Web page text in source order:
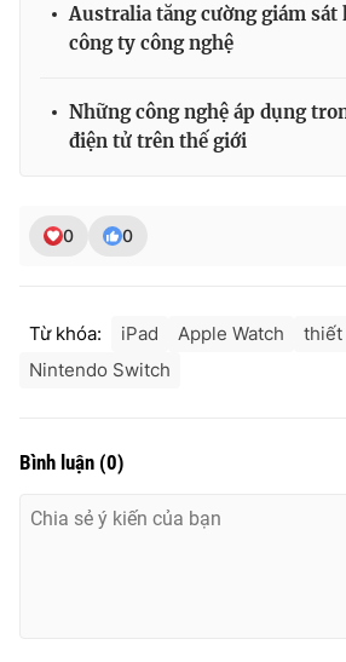
Australia tăng cường giám sát
công ty công nghệ
Những công nghệ áp dụng
điện tử trên thế giới
0 0
Từ khóa: iPad Apple Watch
thiết
Nintendo Switch
Bình luận (0)